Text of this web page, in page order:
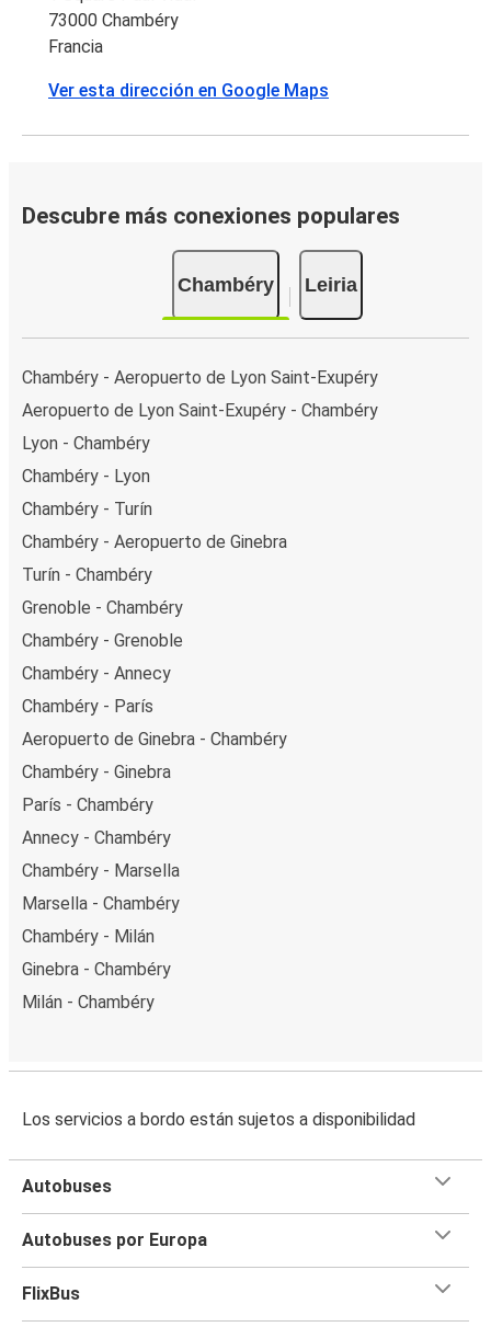
73000 Chambéry
Francia
Ver esta dirección en Google Maps
Descubre más conexiones populares
Chambéry Leiria
Chambéry - Aeropuerto de Lyon Saint-Exupéry
Aeropuerto de Lyon Saint-Exupéry - Chambéry
Lyon - Chambéry
Chambéry - Lyon
Chambéry - Turín
Chambéry - Aeropuerto de Ginebra
Turín - Chambéry
Grenoble - Chambéry
Chambéry - Grenoble
Chambéry - Annecy
Chambéry - París
Aeropuerto de Ginebra - Chambéry
Chambéry - Ginebra
París - Chambéry
Annecy - Chambéry
Chambéry - Marsella
Marsella - Chambéry
Chambéry - Milán
Ginebra - Chambéry
Milán - Chambéry
Los servicios a bordo están sujetos a disponibilidad
Autobuses
Autobuses por Europa
FlixBus